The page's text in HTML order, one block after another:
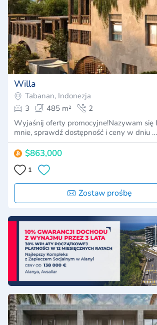
Willa
Tabanan, Indonezja
3
485 m²
2
Wyjaśnij oferty promocyjne!Nazywam się
mnie, sprawdź dostępność i ceny w dniu …
$863,000
1
Zostaw prośbę